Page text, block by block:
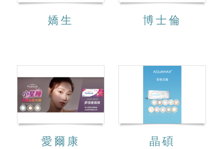
嬌生 博士倫
愛爾康 晶碩